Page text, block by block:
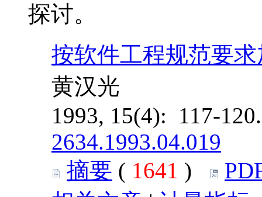
探讨。
按软件工程规范要
黄汉光
1993, 15(4): 117-
2634.1993.04.019
摘要 ( 1641 )